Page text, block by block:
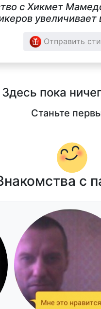
с Хикмет
увеличивает
Отправить
Здесь пока
Станьте
с